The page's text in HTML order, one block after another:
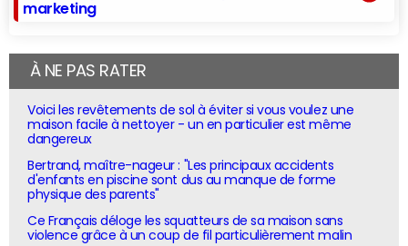
marketing
À NE PAS RATER
Voici les revêtements de sol à éviter si vous voulez une
maison facile à nettoyer - un en particulier est même
dangereux
Bertrand, maître-nageur : "Les principaux accidents
d'enfants en piscine sont dus au manque de forme
physique des parents"
Ce Français déloge les squatteurs de sa maison sans
violence grâce à un coup de fil particulièrement malin